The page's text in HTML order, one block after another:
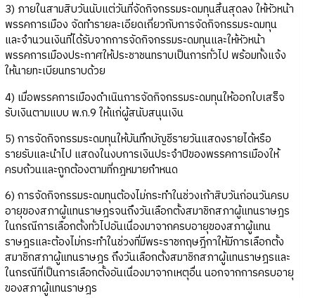
3) ภายในสามสิบวันนับแต่วันที่จัดกิจกรรมระดมทุนสิ้นสุดลง ให้หัวหน้า
พรรคการเมือง จัดทำรายละเอียดเกี่ยวกับการจัดกิจกรรมระดมทุน
และจำนวนเงินที่ได้รับจากการจัดกิจกรรมระดมทุนและให้หัวหน้า
พรรคการเมืองประกาศให้ประชาชนทราบเป็นการทั่วไป พร้อมทั้งแจ้ง
ให้นายทะเบียนทราบด้วย
4) เมื่อพรรคการเมืองดำเนินการจัดกิจกรรมระดมทุนให้ออกใบเสร็จ
รับเงินตามแบบ พ.ก.9 ให้แก่ผู้สนับสนุนเงิน
5) การจัดกิจกรรมระดมทุนให้บันทึกบัญชีรายวันแสดงรายได้หรือ
รายรับและนำไป แสดงในงบการเงินประจำปีของพรรคการเมืองให้
ครบถ้วนและถูกต้องตามที่กฎหมายกำหนด
6) การจัดกิจกรรมระดมทุนต้องไม่กระทำในช่วงเก้าสิบวันก่อนวันครบ
อายุของสภาผู้แทนราษฎรจนถึงวันเลือกตั้งสมาชิกสภาผู้แทนราษฎร
ในกรณีการเลือกตั้งทั่วไปอันเนื่องมาจากครบอายุของสภาผู้แทน
ราษฎรและต้องไม่กระทำในช่วงที่มีพระราชกฤษฎีกาให้มีการเลือกตั้ง
สมาชิกสภาผู้แทนราษฎร ถึงวันเลือกตั้งสมาชิกสภาผู้แทนราษฎรและ
ในกรณีที่เป็นการเลือกตั้งอันเนื่องมาจากเหตุอื่น นอกจากการครบอายุ
ของสภาผู้แทนราษฎร